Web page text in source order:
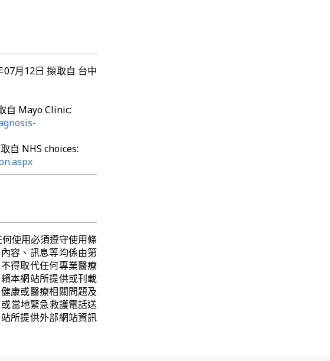
月12日 擷取自 台中
自 Mayo Clinic:
自 NHS choices:
使用必須遵守使用條
容、訊息等均係由第
得取代任何專業醫療
本網站所提供或刊載
康或醫療相關問題及
當地緊急救護電話送
所提供外部網站資訊